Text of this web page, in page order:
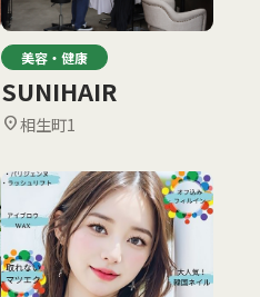
美容・健康
SUNIHAIR
location_on相生町1